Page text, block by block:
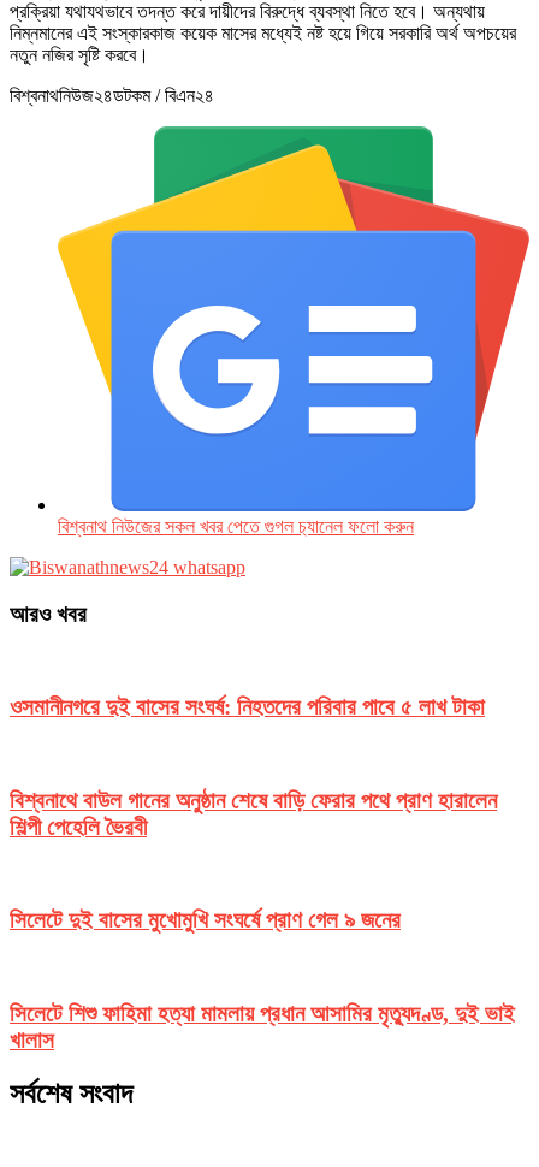
প্রক্রিয়া যথাযথভাবে তদন্ত করে দায়ীদের বিরুদ্ধে ব্যবস্থা নিতে হবে। অন্যথায়
নিম্নমানের এই সংস্কারকাজ কয়েক মাসের মধ্যেই নষ্ট হয়ে গিয়ে সরকারি অর্থ অপচয়ের
নতুন নজির সৃষ্টি করবে।
বিশ্বনাথনিউজ২৪ডটকম / বিএন২৪
বিশ্বনাথ নিউজের সকল খবর পেতে গুগল চ‌্যানেল ফলো করুন
আরও খবর
ওসমানীনগরে দুই বাসের সংঘর্ষ: নিহতদের পরিবার পাবে ৫ লাখ টাকা
বিশ্বনাথে বাউল গানের অনুষ্ঠান শেষে বাড়ি ফেরার পথে প্রাণ হারালেন
শিল্পী পেহেলি ভৈরবী
সিলেটে দুই বাসের মুখোমুখি সংঘর্ষে প্রাণ গেল ৯ জনের
সিলেটে শিশু ফাহিমা হত্যা মামলায় প্রধান আসামির মৃত্যুদণ্ড, দুই ভাই
খালাস
সর্বশেষ সংবাদ